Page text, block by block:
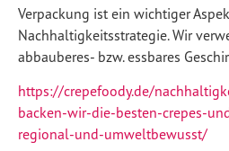
Verpackung ist ein wichtiger
Nachhaltigkeitsstrategie. Wir
abbauberes- bzw. essbares
https://crepefoody.de/
backen-wir-die-besten-crepes-
regional-und-umweltbewusst/